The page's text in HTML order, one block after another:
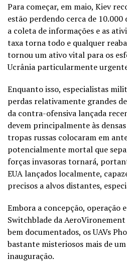
Para começar, em maio, Kiev
estão perdendo cerca de
a coleta de informações e as
taxa torna todo e qualquer
tornou um ativo vital para os
Ucrânia particularmente
Enquanto isso, especialistas
perdas relativamente grandes
da contra-ofensiva lançada
devem principalmente às
tropas russas colocaram em
potencialmente mortal que
forças invasoras tornará,
EUA lançados localmente,
precisos a alvos distantes,
Embora a concepção, operação
Switchblade da
bem documentados, os UAVs
bastante misteriosos mais de
inauguração.